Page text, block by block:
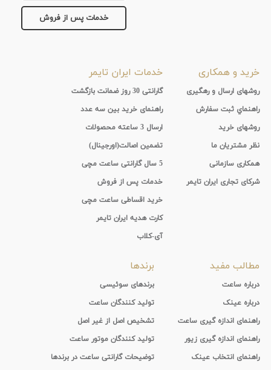
خدمات پس از فروش
خرید و همکاری
روشهای ارسال و رهگیری
راهنماي ثبت سفارش
روشهای خرید
نظر مشتریان ما
همکاری سازمانی
شرکای تجاری ایران تایمر
خدمات ایران تایمر
گارانتی 30 روز ضمانت بازگشت
راهنمای خرید بین سه عدد
ارسال 3 ساعته محصولات
تضمین اصالت(اورجینال)
5 سال گارانتی ساعت مچی
خدمات پس از فروش
خرید اقساطی ساعت مچی
کارت هدیه ایران تایمر
آی-کلاب
مطالب مفید
درباره ساعت
درباره عینک
راهنمای اندازه گیری ساعت
راهنمای اندازه گیری زیور
راهنمای انتخاب عینک
برندها
برندهای سوئیسی
تولید کنندگان ساعت
تشخیص اصل از غیر اصل
تولید کنندگان موتور ساعت
توضیحات گارانتی ساعت در برندها